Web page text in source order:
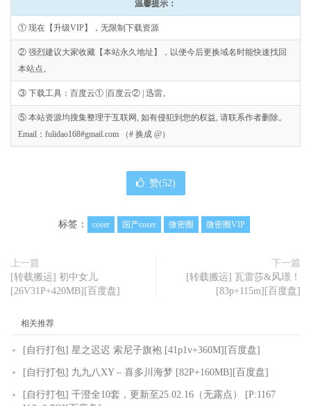
温馨提示：
① 现在【升级VIP】，无限制下载资源
② 强烈建议大家收藏【本站永久地址】，以便今后更换域名时能快速找回
本站点。
③ 下载工具：百度云① |百度云② | 迅雷。
⑤ 本站资源均搜集整理于互联网, 如有侵犯到您的权益, 请联系作者删除。
Email：fulidao168#gmail.com （# 换成 @）
赞(52)
标签： coser 国产coser 微密圈 微密圈VIP
上一篇
[转载搬运] 初中女儿
[26V31P+420MB][百度盘]
下一篇
[转载搬运] 瓦雷莎&风璟！
[83p+115m][百度盘]
相关推荐
[自行打包] 星之迟迟 索尼子旗袍 [41p1v+360M][百度盘]
[自行打包] 九九八XY – 喜多川海梦 [82P+160MB][百度盘]
[自行打包] 千澄全10套，更新至25.02.16（无露点） [P:1167